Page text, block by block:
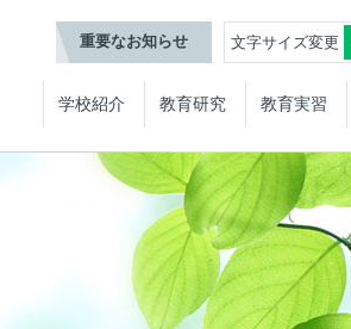
重要なお知らせ 文字サイズ変更
学校紹介 教育研究 教育実習